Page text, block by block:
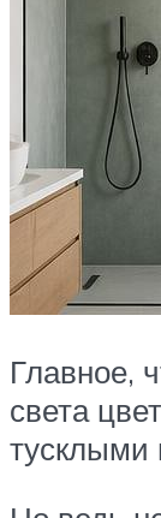
Главное,
света
тусклыми